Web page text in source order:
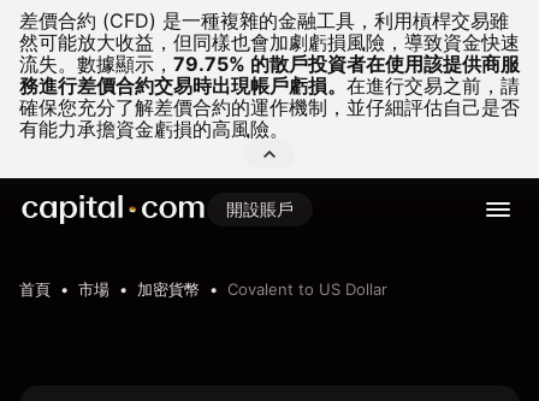
差價合約 (CFD) 是一種複雜的金融工具，利用槓桿交易雖
然可能放大收益，但同樣也會加劇虧損風險，導致資金快速
流失。 數據顯示， 79.75% 的散戶投資者在使用該提供商服
務進行差價合約交易時出現帳戶虧損。 在進行交易之前，請
確保您充分了解差價合約的運作機制，並仔細評估自己是否
有能力承擔資金虧損的高風險。
開設賬戶
首頁 市場 加密貨幣 Covalent to US Dollar